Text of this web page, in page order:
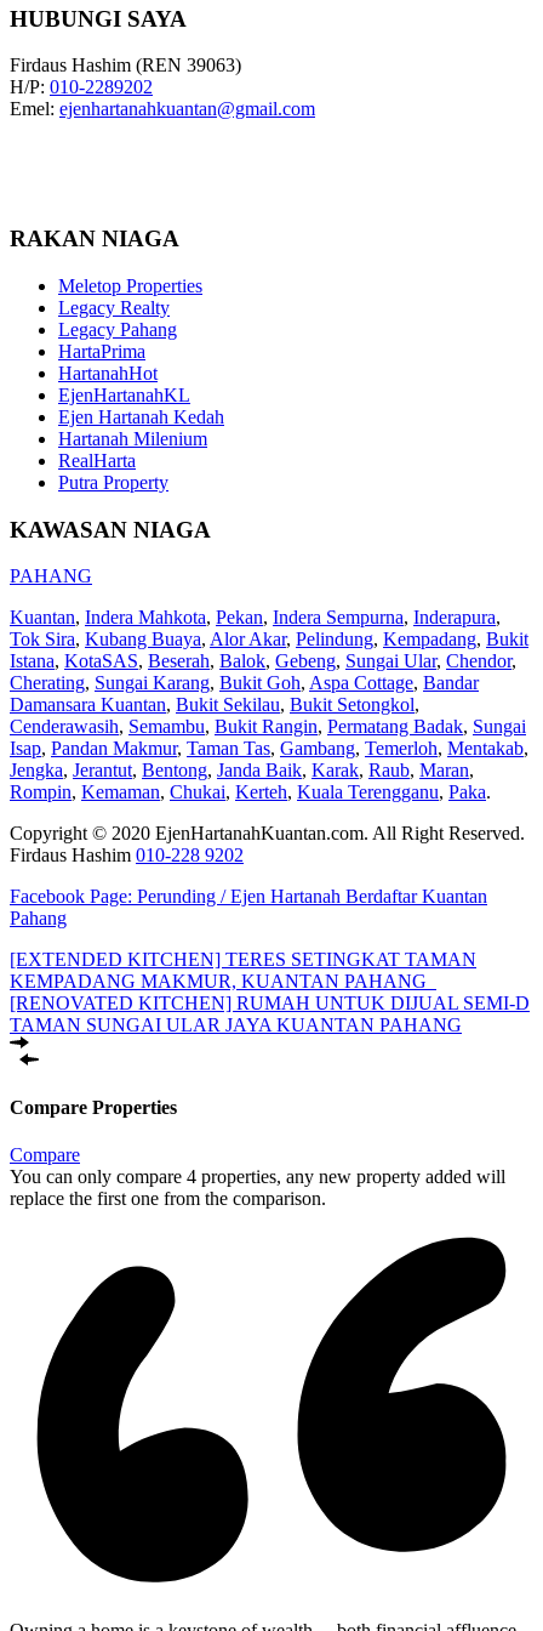
HUBUNGI SAYA
Firdaus Hashim (REN 39063)
H/P: 010-2289202
Emel: ejenhartanahkuantan@gmail.com
RAKAN NIAGA
Meletop Properties
Legacy Realty
Legacy Pahang
HartaPrima
HartanahHot
EjenHartanahKL
Ejen Hartanah Kedah
Hartanah Milenium
RealHarta
Putra Property
KAWASAN NIAGA
PAHANG
Kuantan, Indera Mahkota, Pekan, Indera Sempurna, Inderapura,
Tok Sira, Kubang Buaya, Alor Akar, Pelindung, Kempadang, Bukit
Istana, KotaSAS, Beserah, Balok, Gebeng, Sungai Ular, Chendor,
Cherating, Sungai Karang, Bukit Goh, Aspa Cottage, Bandar
Damansara Kuantan, Bukit Sekilau, Bukit Setongkol,
Cenderawasih, Semambu, Bukit Rangin, Permatang Badak, Sungai
Isap, Pandan Makmur, Taman Tas, Gambang, Temerloh, Mentakab,
Jengka, Jerantut, Bentong, Janda Baik, Karak, Raub, Maran,
Rompin, Kemaman, Chukai, Kerteh, Kuala Terengganu, Paka.
Copyright © 2020 EjenHartanahKuantan.com. All Right Reserved.
Firdaus Hashim 010-228 9202
Facebook Page: Perunding / Ejen Hartanah Berdaftar Kuantan
Pahang
[EXTENDED KITCHEN] TERES SETINGKAT TAMAN
KEMPADANG MAKMUR, KUANTAN PAHANG
[RENOVATED KITCHEN] RUMAH UNTUK DIJUAL SEMI-D
TAMAN SUNGAI ULAR JAYA KUANTAN PAHANG
Compare Properties
Compare
You can only compare 4 properties, any new property added will
replace the first one from the comparison.